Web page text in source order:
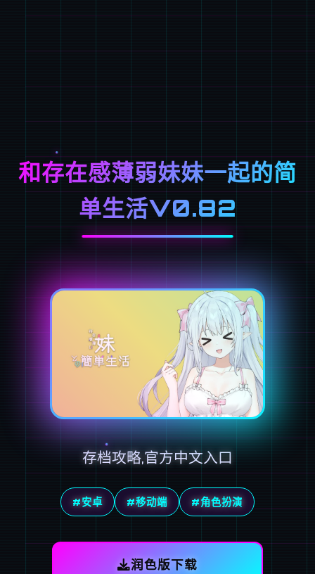
和存在感薄弱妹妹一起的简
单生活V0.82
存档攻略,官方中文入口
#安卓 #移动端 #角色扮演
润色版下载